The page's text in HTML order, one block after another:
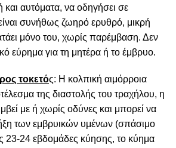
αυτόματα, να οδηγήσει σε
συνήθως ζωηρό ερυθρό, μικρή
μόνο του, χωρίς παρέμβαση. Δεν
εύρημα για τη μητέρα ή το έμβρυο.
τοκετός: Η κολπική αιμόρροια
της διαστολής του τραχήλου, η
με ή χωρίς οδύνες και μπορεί να
των εμβρυικών υμένων (σπάσιμο
23-24 εβδομάδες κύησης, το κύημα